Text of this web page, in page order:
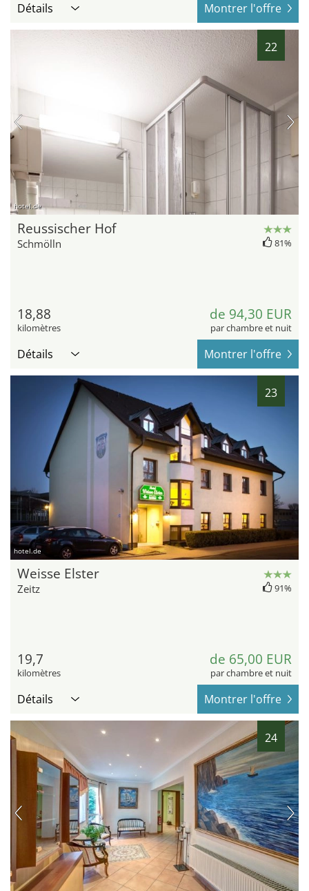
Détails Montrer l'offre
22
hotel.de
Reussischer Hof
Schmölln 81%
18,88
kilomètres
de 94,30 EUR
par chambre et nuit
Détails Montrer l'offre
23
hotel.de
Weisse Elster
Zeitz 91%
19,7
kilomètres
de 65,00 EUR
par chambre et nuit
Détails Montrer l'offre
24